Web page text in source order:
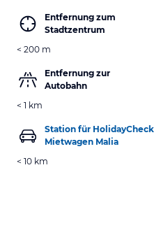
Entfernung zum
Stadtzentrum
< 200 m
Entfernung zur
Autobahn
< 1 km
Station für HolidayCheck
Mietwagen Malia
< 10 km